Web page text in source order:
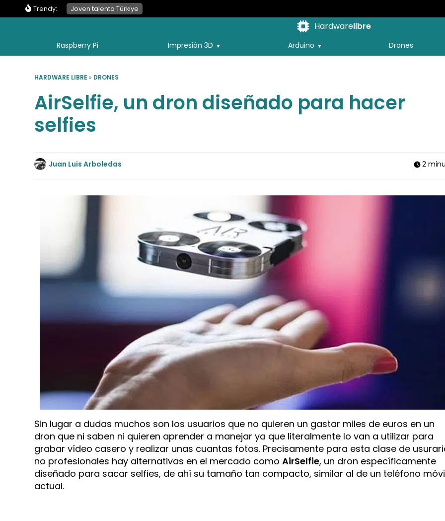
Hardwarelibre
Raspberry Pi Impresión 3D Arduino Drones
Trendy: Joven talento Türkiye
HARDWARE LIBRE » DRONES
AirSelfie, un dron diseñado para hacer
selfies
Juan Luis Arboledas 2
Sin lugar a dudas muchos son los usuarios que no quieren un gastar miles de euros en un
dron que ni saben ni quieren aprender a manejar ya que literalmente lo van a utilizar para
grabar vídeo casero y realizar unas cuantas fotos. Precisamente para esta clase de
no profesionales hay alternativas en el mercado comoAirSelfie, un dron específicamente
diseñado para sacar selfies, de ahí su tamaño tan compacto, similar al de un teléfono
actual.